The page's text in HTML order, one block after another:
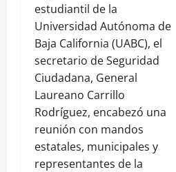
estudiantil de la
Universidad Autónoma de
Baja California (UABC), el
secretario de Seguridad
Ciudadana, General
Laureano Carrillo
Rodríguez, encabezó una
reunión con mandos
estatales, municipales y
representantes de la